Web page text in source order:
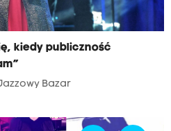
kiedy publiczność
Bazar